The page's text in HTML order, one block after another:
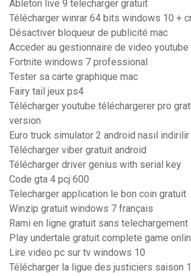
Ableton live 9 telecharger gratuit
Télécharger winrar 64 bits windows 10 +
Désactiver bloqueur de publicité mac
Acceder au gestionnaire de video youtube
Fortnite windows 7 professional
Tester sa carte graphique mac
Fairy tail jeux ps4
Télécharger youtube téléchargerer pro
version
Euro truck simulator 2 android nasıl indirilir
Télécharger viber gratuit android
Télécharger driver genius with serial key
Code gta 4 pcj 600
Telecharger application le bon coin gratuit
Winzip gratuit windows 7 français
Rami en ligne gratuit sans
Play undertale gratuit complete game
Lire video pc sur tv windows 10
Télécharger la ligue des justiciers saison